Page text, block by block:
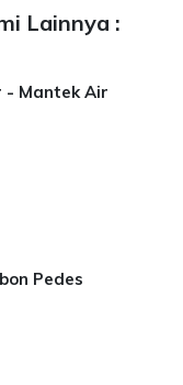
Lainnya :
- Mantek Air
Pedes